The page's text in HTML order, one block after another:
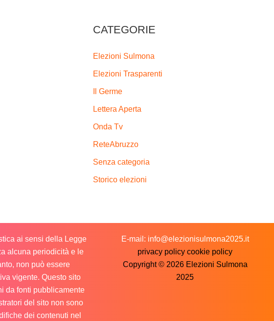
CATEGORIE
Elezioni Sulmona
Elezioni Trasparenti
Il Germe
Lettera Aperta
Onda Tv
ReteAbruzzo
Senza categoria
Storico elezioni
ai sensi della Legge
alcuna periodicità e le
non può essere
vigente. Questo sito
da fonti pubblicamente
del sito non sono
dei contenuti nel
E-mail: info@elezionisulmona2025.it
privacy policy cookie policy
Copyright © 2026 Elezioni Sulmona
2025